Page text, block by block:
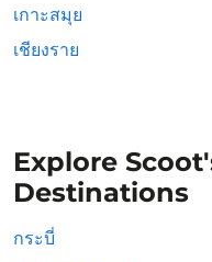
เกาะสมุย
เชียงราย
Explore
Destinations
กระบี่